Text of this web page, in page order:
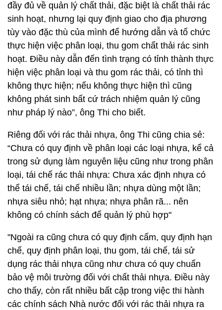
đầy đủ về quản lý chất thải, đặc biệt là chất thải rác
sinh hoạt, nhưng lại quy định giao cho địa phương
tùy vào đặc thù của mình để hướng dẫn và tổ chức
thực hiện việc phân loại, thu gom chất thải rác sinh
hoạt. Điều này dẫn đến tình trạng có tỉnh thành thực
hiện việc phân loại và thu gom rác thải, có tỉnh thì
không thực hiện; nếu không thực hiện thì cũng
không phát sinh bất cứ trách nhiệm quản lý cũng
như pháp lý nào”, ông Thi cho biết.
Riêng đối với rác thải nhựa, ông Thi cũng chia sẻ:
“Chưa có quy định về phân loại các loại nhựa, kể cả
trong sử dụng làm nguyên liệu cũng như trong phân
loại, tái chế rác thải nhựa: Chưa xác định nhựa có
thể tái chế, tái chế nhiều lần; nhựa dùng một lần;
nhựa siêu nhỏ; hạt nhựa; nhựa phân rã... nên
không có chính sách để quản lý phù hợp"
"Ngoài ra cũng chưa có quy định cấm, quy định hạn
chế, quy định phân loại, thu gom, tái chế, tái sử
dụng rác thải nhựa cũng như chưa có quy chuẩn
bảo vệ môi trường đối với chất thải nhựa. Điều này
cho thấy, còn rất nhiều bất cập trong việc thi hành
các chính sách Nhà nước đối với rác thải nhựa ra